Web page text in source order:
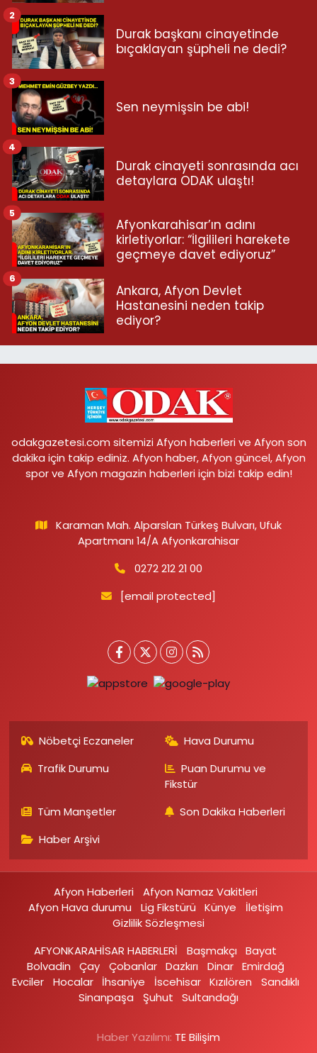
Durak başkanı cinayetinde
bıçaklayan şüpheli ne dedi?
2
Sen neymişsin be abi!
3
Durak cinayeti sonrasında acı
detaylara ODAK ulaştı!
4
Afyonkarahisar’ın adını
kirletiyorlar: “İlgilileri harekete
geçmeye davet ediyoruz”
5
Ankara, Afyon Devlet
Hastanesini neden takip
ediyor?
6
odakgazetesi.com sitemizi Afyon haberleri ve Afyon son
dakika için takip ediniz. Afyon haber, Afyon güncel, Afyon
spor ve Afyon magazin haberleri için bizi takip edin!
Karaman Mah. Alparslan Türkeş Bulvarı, Ufuk
Apartmanı 14/A Afyonkarahisar
0272 212 21 00
[email protected]
Nöbetçi Eczaneler
Hava Durumu
Trafik Durumu
Puan Durumu ve
Fikstür
Tüm Manşetler
Son Dakika Haberleri
Haber Arşivi
Afyon Haberleri
Afyon Namaz Vakitleri
Afyon Hava durumu
Lig Fikstürü Künye
İletişim
Gizlilik Sözleşmesi
AFYONKARAHİSAR HABERLERİ
Başmakçı
Bayat
Bolvadin
Çay Çobanlar Dazkırı Dinar Emirdağ‎
Evciler‎
Hocalar İhsaniye‎ İscehisar Kızılören‎
Sandıklı‎
Sinanpaşa
Şuhut Sultandağı
Haber Yazılımı: TE Bilişim